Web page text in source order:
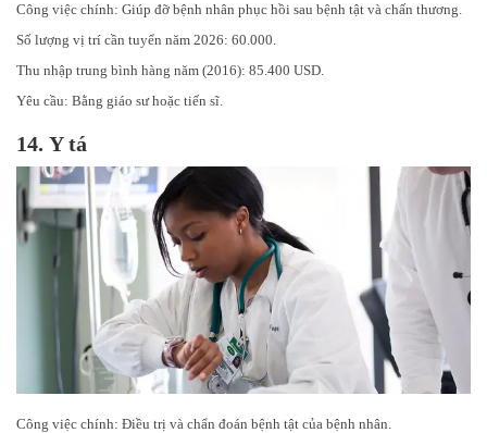
Công việc chính: Giúp đỡ bệnh nhân phục hồi sau bệnh tật và chấn thương.
Số lượng vị trí cần tuyển năm 2026: 60.000.
Thu nhập trung bình hàng năm (2016): 85.400 USD.
Yêu cầu: Bằng giáo sư hoặc tiến sĩ.
14. Y tá
Công việc chính: Điều trị và chẩn đoán bệnh tật của bệnh nhân.